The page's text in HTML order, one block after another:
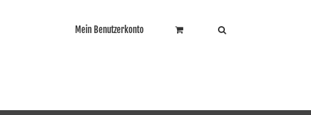
Mein Benutzerkonto